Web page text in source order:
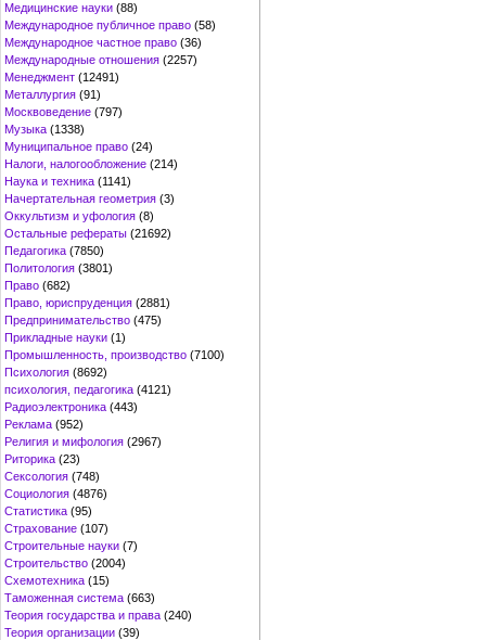
Медицинские науки (88)
Международное публичное право (58)
Международное частное право (36)
Международные отношения (2257)
Менеджмент (12491)
Металлургия (91)
Москвоведение (797)
Музыка (1338)
Муниципальное право (24)
Налоги, налогообложение (214)
Наука и техника (1141)
Начертательная геометрия (3)
Оккультизм и уфология (8)
Остальные рефераты (21692)
Педагогика (7850)
Политология (3801)
Право (682)
Право, юриспруденция (2881)
Предпринимательство (475)
Прикладные науки (1)
Промышленность, производство (7100)
Психология (8692)
психология, педагогика (4121)
Радиоэлектроника (443)
Реклама (952)
Религия и мифология (2967)
Риторика (23)
Сексология (748)
Социология (4876)
Статистика (95)
Страхование (107)
Строительные науки (7)
Строительство (2004)
Схемотехника (15)
Таможенная система (663)
Теория государства и права (240)
Теория организации (39)